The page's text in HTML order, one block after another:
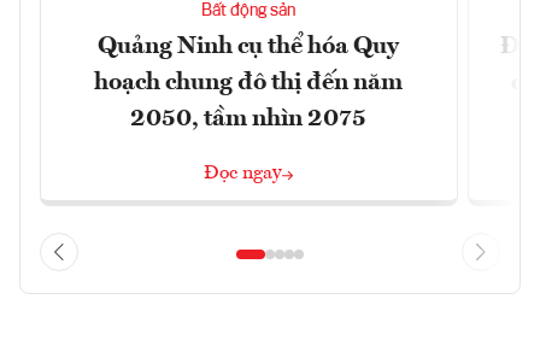
Bất động sản
Quảng Ninh cụ thể hóa Quy
hoạch chung đô thị đến năm
2050, tầm nhìn 2075
Đọc ngay